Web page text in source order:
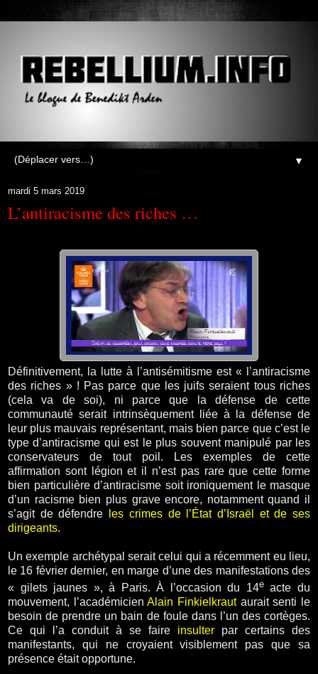
▼
mardi 5 mars 2019
L’antiracisme des riches …
Définitivement, la lutte à l’antisémitisme est « l’antiracisme
des riches » ! Pas parce que les juifs seraient tous riches
(cela va de soi), ni parce que la défense de cette
communauté serait intrinsèquement liée à la défense de
leur plus mauvais représentant, mais bien parce que c’est le
type d’antiracisme qui est le plus souvent manipulé par les
conservateurs de tout poil. Les exemples de cette
affirmation sont légion et il n’est pas rare que cette forme
bien particulière d’antiracisme soit ironiquement le masque
d’un racisme bien plus grave encore, notamment quand il
s’agit de défendre
les crimes de l’État d’Israël et de ses
dirigeants.
Un exemple archétypal serait celui qui a récemment eu lieu,
le 16 février dernier, en marge d’une des manifestations des
« gilets jaunes », à Paris. À l’occasion du 14eacte du
mouvement, l’académicienAlain Finkielkrautaurait senti le
besoin de prendre un bain de foule dans l’un des cortèges.
Ce qui l’a conduit à se faire insulter par certains des
manifestants, qui ne croyaient visiblement pas que sa
présence était opportune.